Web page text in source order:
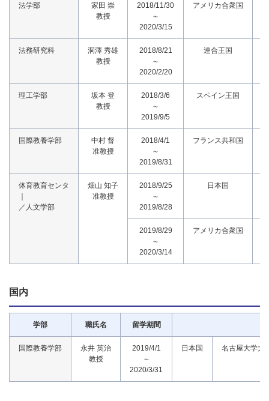
法学部
家田 崇
教授
2018/11/30
～
2020/3/15
アメリカ合衆国
法務研究科
洞澤 秀雄
教授
2018/8/21
～
2020/2/20
連合王国
理工学部
坂本 登
教授
2018/3/6
～
2019/9/5
スペイン王国
国際教養学部
中村 督
准教授
2018/4/1
～
2019/8/31
フランス共和国
体育教育センタ
／人文学部
畑山 知子
准教授
2018/9/25
～
2019/8/28
日本国
2019/8/29
～
2020/3/14
アメリカ合衆国
国内
学部 職氏名 留学期間
国際教養学部
永井 英治
教授
2019/4/1
～
2020/3/31
日本国 名古屋大学大